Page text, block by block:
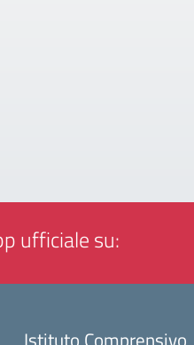
ufficiale su: